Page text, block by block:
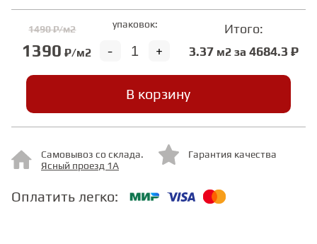
ИСКУССТВЕННАЯ ТРАВА
ИНЖЕНЕРНЫЙ МОДУЛЬ
ФАНЕРА
МИНЕРАЛЬНО-КАМЕННЫЙ
1490 ₽/м2
1390 ₽/м2
упаковок:
+
-
Итого:
3.37м2 за 4684.3 ₽
В корзину
Самовывоз со склада.
Ясный проезд 1А
Гарантия качества
Оплатить легко: